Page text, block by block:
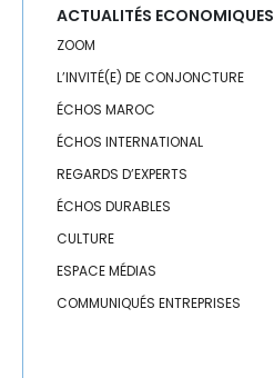
POLITIQUE MONÉTAIRE
PROVINCES DU SUD
QUALITÉ
RÉGIONS
RH
RSE
SANTÉ
ACTUALITÉS ECONOMIQUES
ZOOM
L’INVITÉ(E) DE CONJONCTURE
ÉCHOS MAROC
ÉCHOS INTERNATIONAL
REGARDS D’EXPERTS
ÉCHOS DURABLES
CULTURE
ESPACE MÉDIAS
COMMUNIQUÉS ENTREPRISES